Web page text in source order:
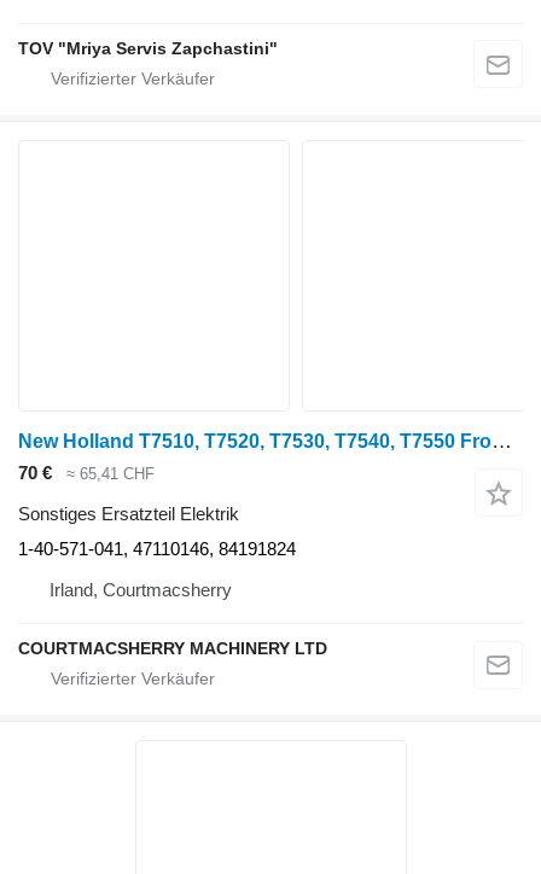
TOV "Mriya Servis Zapchastini"
New Holland T7510, T7520, T7530, T7540, T7550 Front Pto Sensor 84191824 1-40-571-041
70 € ≈ 65,41 CHF
Sonstiges Ersatzteil Elektrik
1-40-571-041, 47110146, 84191824
Irland, Courtmacsherry
COURTMACSHERRY MACHINERY LTD